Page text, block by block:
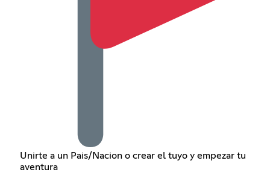
Unirte a un Pais/Nacion o crear el tuyo y empezar tu
aventura